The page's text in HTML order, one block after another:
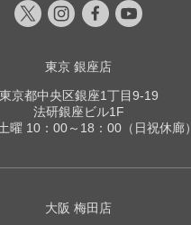
東京 銀座店
東京都中央区銀座1丁目9-19
法研銀座ビル1F
曜 10：00～18：00（日祝休廊）
大阪 梅田店